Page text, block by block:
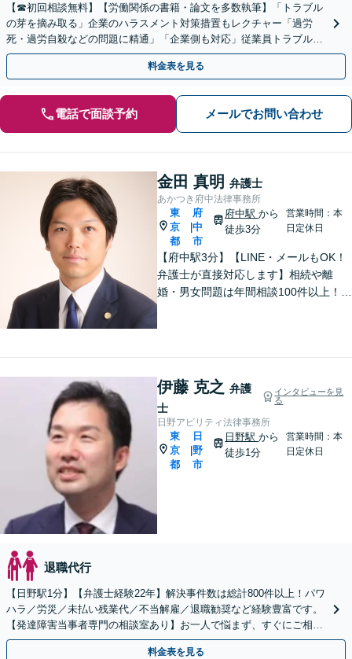
【☎︎初回相談無料】【労働関係の書籍・論文を多数執筆】「トラブル
の芽を摘み取る」企業のハラスメント対策措置もレクチャー「過労
死・過労自殺などの問題に精通」「企業側も対応」従業員トラブルは
お任せください「顧問契約あり」【府中駅3分】
料金表を見る
電話で面談予約 メールでお問い合わせ
金田 真明 弁護士
あかつき府中法律事務所
東
京
都
府
中
市
府中駅から
徒歩3分
営業時間：本
日定休日
【府中駅3分】【LINE・メールもOK！
弁護士が直接対応します】相続や離
婚・男女問題は年間相談100件以上！慰
回面談は無料】
伊藤 克之 弁護
士
インタビューを見
る
日野アビリティ法律事務所
東
京
都
日
野
市
日野駅から
徒歩1分
営業時間：本
日定休日
退職代行
【日野駅1分】【弁護士経験22年】解決事件数は総計800件以上！パワ
ハラ／労災／未払い残業代／不当解雇／退職勧奨など経験豊富です。
【発達障害当事者専門の相談室あり】お一人で悩まず、すぐにご相談
ください。【初回相談無料】【オンライン相談可】
料金表を見る